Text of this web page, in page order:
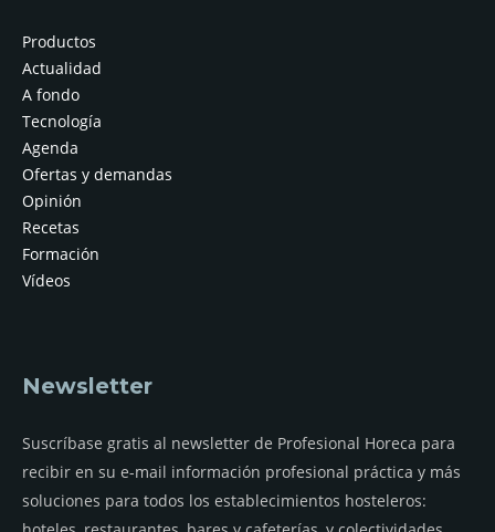
Productos
Actualidad
A fondo
Tecnología
Agenda
Ofertas y demandas
Opinión
Recetas
Formación
Vídeos
Newsletter
Suscríbase gratis al newsletter de Profesional Horeca para
recibir en su e-mail información profesional práctica y más
soluciones para todos los establecimientos hosteleros: